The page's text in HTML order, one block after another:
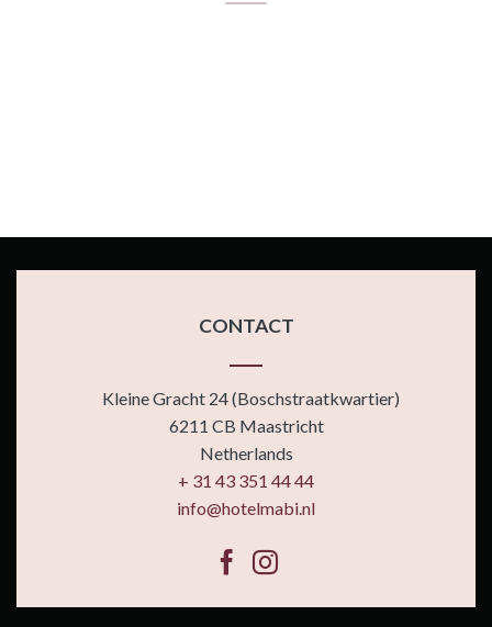
CONTACT
Kleine Gracht 24 (Boschstraatkwartier)
6211 CB Maastricht
Netherlands
+ 31 43 351 44 44
info@hotelmabi.nl